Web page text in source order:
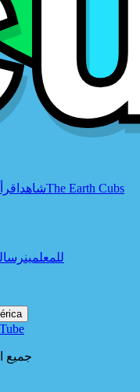
شاهد اقرأ
The Earth Cubs
للمعلمين
جميع